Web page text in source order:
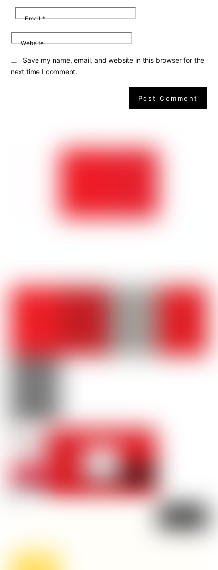
Email*
Website
Save my name, email, and website in this browser for the
next time I comment.